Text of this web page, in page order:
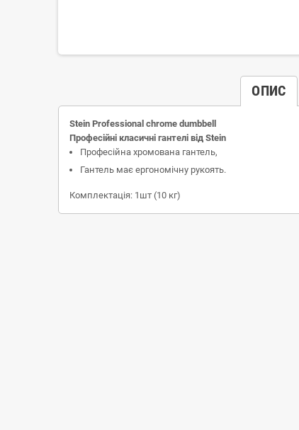
ОПИС
Stein Рrofessional chrome dumbbell
Професійні класичні гантелі від Stein
Професійна хромована гантель,
Гантель має ергономічну рукоять.
Комплектація: 1шт (10 кг)